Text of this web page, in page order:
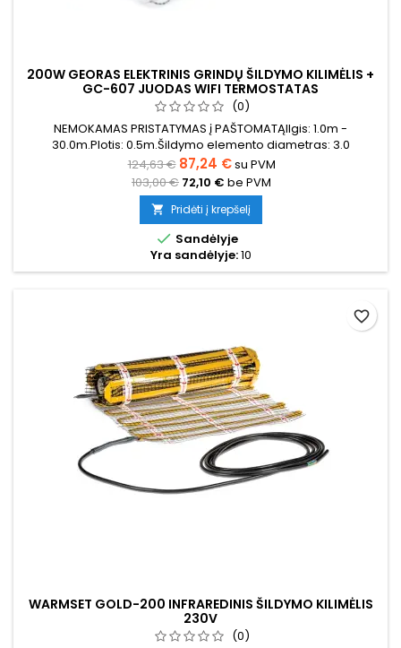
200W GEORAS ELEKTRINIS GRINDŲ ŠILDYMO KILIMĖLIS +
GC-607 JUODAS WIFI TERMOSTATAS
(0)
NEMOKAMAS PRISTATYMAS į PAŠTOMATĄIlgis: 1.0m -
30.0m.Plotis: 0.5m.Šildymo elemento diametras: 3.0
mmBendras storis su tinkleliu 3.8 mmGalia:200W/m²Kilimėlis
gali būti įvairių spalvų (mėlyna, žalia, raudona) Garantija: 12
metųKabelis: Dvigubo laidininko
124,63 € 87,24 €su PVM
103,00 € 72,10 € be PVM
 Pridėti į krepšelį
 Sandėlyje
Yra sandėlyje:10
WARMSET GOLD-200 INFRAREDINIS ŠILDYMO KILIMĖLIS
230V
(0)
favorite_border